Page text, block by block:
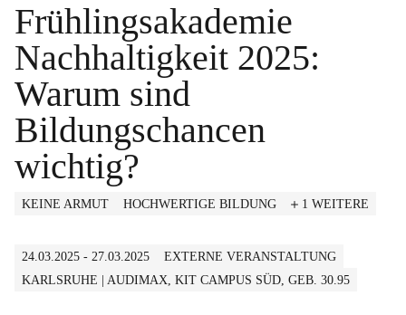
Frühlingsakademie
Nachhaltigkeit 2025:
Warum sind
Bildungschancen
wichtig?
KEINE ARMUT HOCHWERTIGE BILDUNG 1 WEITERE
24.03.2025 - 27.03.2025
EXTERNE VERANSTALTUNG
KARLSRUHE | AUDIMAX, KIT CAMPUS SÜD, GEB. 30.95